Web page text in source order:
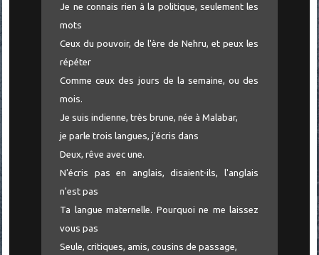
Je ne connais rien à la politique, seulement les
mots
Ceux du pouvoir, de l'ère de Nehru, et peux les
répéter
Comme ceux des jours de la semaine, ou des
mois.
Je suis indienne, très brune, née à Malabar,
je parle trois langues, j'écris dans
Deux, rêve avec une.
N'écris pas en anglais, disaient-ils, l'anglais
n'est pas
Ta langue maternelle. Pourquoi ne me laissez
vous pas
Seule, critiques, amis, cousins de passage,